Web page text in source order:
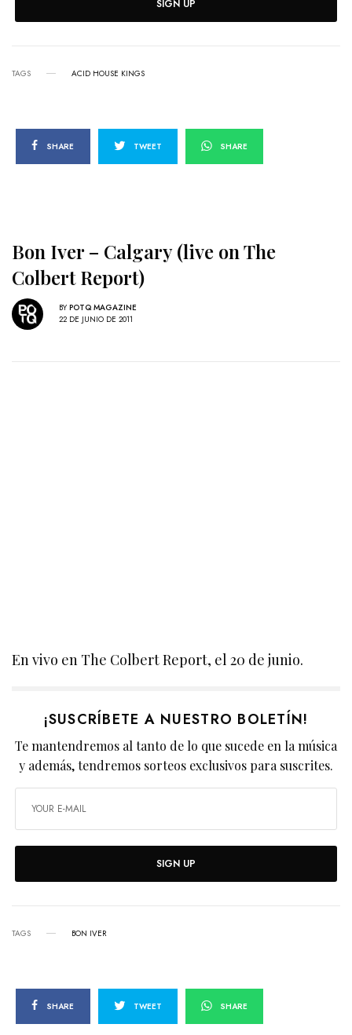
SIGN UP
TAGS ACID HOUSE KINGS
SHARE TWEET SHARE
Bon Iver – Calgary (live on The
Colbert Report)
BY POTQ MAGAZINE
22 DE JUNIO DE 2011
En vivo en The Colbert Report, el 20 de junio.
¡SUSCRÍBETE A NUESTRO BOLETÍN!
Te mantendremos al tanto de lo que sucede en la música
y además, tendremos sorteos exclusivos para suscrites.
SIGN UP
TAGS BON IVER
SHARE TWEET SHARE